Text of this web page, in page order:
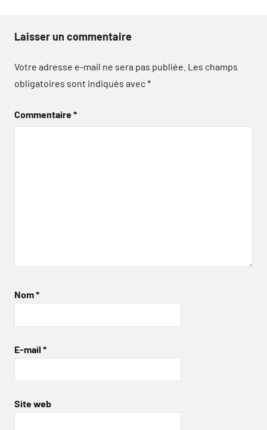
Laisser un commentaire
Votre adresse e-mail ne sera pas publiée. Les champs
obligatoires sont indiqués avec*
Commentaire*
Nom*
E-mail *
Site web